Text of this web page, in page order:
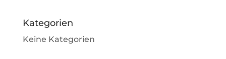
Kategorien
Keine Kategorien